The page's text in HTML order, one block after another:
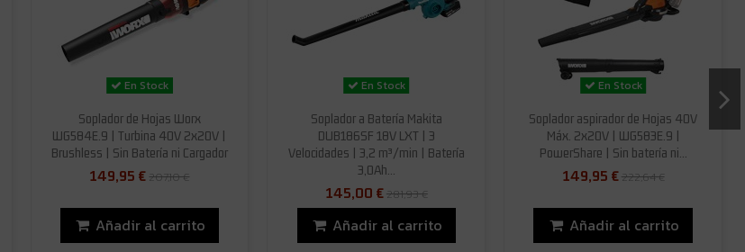
En Stock
Soplador de Hojas Worx
WG584E.9 | Turbina 40V 2x20V |
Brushless | Sin Batería ni Cargador
149,95 € 207,10 €
Añadir al carrito
En Stock
Soplador a Batería Makita
DUB186SF 18V LXT | 3
Velocidades | 3,2 m³/min | Batería
3,0Ah...
145,00 €281,93 €
Añadir al carrito
En Stock
Soplador aspirador de Hojas 40V
Máx. 2x20V | WG583E.9 |
PowerShare | Sin batería ni...
149,95 €222,64 €
Añadir al carrito